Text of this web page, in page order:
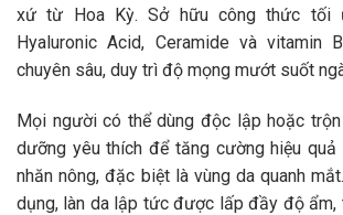
xứ từ Hoa Kỳ. Sở hữu công thức tối
Hyaluronic Acid, Ceramide và vitamin
chuyên sâu, duy trì độ mọng mướt suốt
Mọi người có thể dùng độc lập hoặc
dưỡng yêu thích để tăng cường hiệu quả
nhăn nông, đặc biệt là vùng da quanh
dụng, làn da lập tức được lấp đầy độ ẩm,